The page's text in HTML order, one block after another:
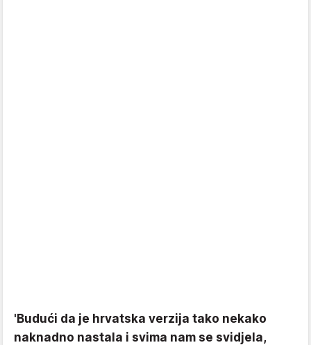
'Budući da je hrvatska verzija tako nekako
naknadno nastala i svima nam se svidjela,